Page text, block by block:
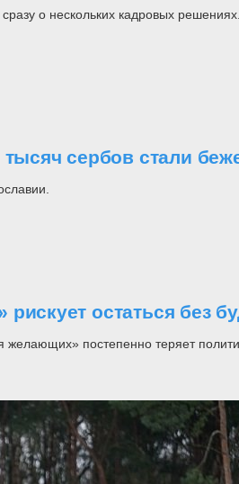
о нескольких кадровых
сербов стали
остаться без
постепенно теряет